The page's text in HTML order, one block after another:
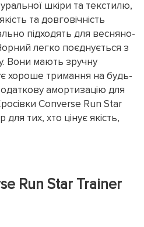
шкіри та текстилю,
та довговічність
підходять для весняно-
легко поєднується з
Вони мають зручну
хороше тримання на будь-
амортизацію для
Converse Run Star
тих, хто цінує якість,
Run Star Trainer